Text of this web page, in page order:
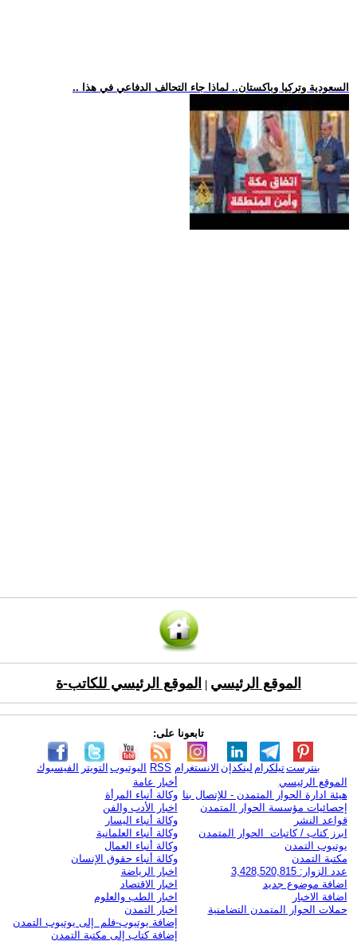
.. السعودية وتركيا وباكستان.. لماذا جاء التحالف الدفاعي في هذا
الموقع الرئيسي الموقع الرئيسي للكاتب-ة
تابعونا على:
الفيسبوك التويتر اليوتيوب RSS الانستغرام لينكدإن تيلكرامبنترست
الموقع الرئيسي
هيئة ادارة الحوار المتمدن - للإتصال بنا
إحصائيات مؤسسة الحوار المتمدن
قواعد النشر
ابرز كتاب / كاتبات الحوار المتمدن
يوتيوب التمدن
مكتبة التمدن
عدد الزوار: 3,428,520,815
اضافة موضوع جديد
اضافة الاخبار
حملات الحوار المتمدن التضامنية
أخبار عامة
وكالة أنباء المرأة
اخبار الأدب والفن
وكالة أنباء اليسار
وكالة أنباء العلمانية
وكالة أنباء العمال
وكالة أنباء حقوق الإنسان
اخبار الرياضة
اخبار الاقتصاد
اخبار الطب والعلوم
اخبار التمدن
إضافة يوتيوب-فلم إلى يوتيوب التمدن
إضافة كتاب إلى مكتبة التمدن